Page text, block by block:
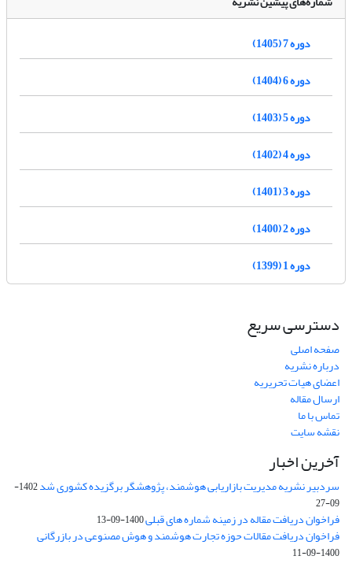
دوره 7 (1405)
دوره 6 (1404)
دوره 5 (1403)
دوره 4 (1402)
دوره 3 (1401)
دوره 2 (1400)
دوره 1 (1399)
دسترسی سریع
صفحه اصلی
درباره نشریه
اعضای هیات تحریریه
ارسال مقاله
تماس با ما
نقشه سایت
آخرین اخبار
سردبیر نشریه مدیریت بازاریابی هوشمند، پژوهشگر برگزیده کشوری شد
1402-
09-27
فراخوان دریافت مقاله در زمینه شماره های قبلی1400-09-13
فراخوان دریافت مقالات حوزه تجارت هوشمند و هوش مصنوعی در بازرگانی
1400-09-11